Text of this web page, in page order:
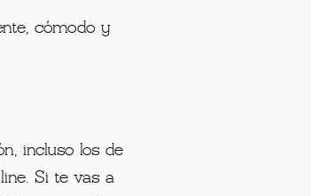
cómodo y
incluso los de
Si te vas a